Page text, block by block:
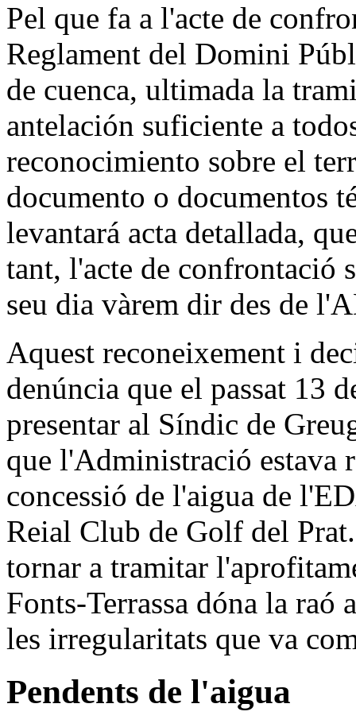
Pel que fa a l'acte de
Reglament del Domini
de cuenca, ultimada la
antelación suficiente a
reconocimiento sobre el
documento o documentos
levantará acta detallada,
tant, l'acte de confrontació
seu dia vàrem dir des de
Aquest reconeixement i
denúncia que el passat 13
presentar al Síndic de
que l'Administració estava
concessió de l'aigua de
Reial Club de Golf del
tornar a tramitar
Fonts-Terrassa dóna la
les irregularitats que va
Pendents de l'aigua